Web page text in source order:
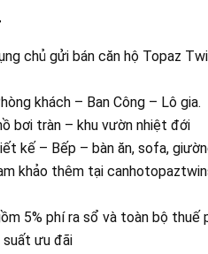
chủ gửi bán căn hộ Topaz
khách – Ban Công – Lô gia.
bơi tràn – khu vườn nhiệt đới
kế – Bếp – bàn ăn, sofa,
khảo thêm tại
5% phí ra sổ và toàn bộ thuế
suất ưu đãi